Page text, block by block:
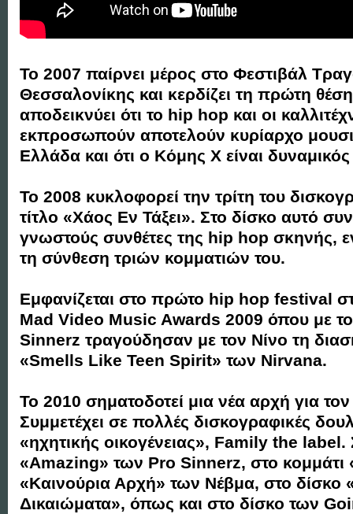
Το 2007 παίρνει μέρος στο Φεστιβάλ
Θεσσαλονίκης και κερδίζει τη πρώτη
αποδεικνύει ότι το hip hop και οι
εκπροσωπούν αποτελούν κυρίαρχο
Ελλάδα και ότι ο Κόμης Χ είναι
Το 2008 κυκλοφορεί την τρίτη του
τίτλο «Χάος Εν Τάξει». Στο δίσκο αυτό
γνωστούς συνθέτες της hip hop σκηνής,
τη σύνθεση τριών κομματιών του.
Εμφανίζεται στο πρώτο hip hop festival
Mad Video Music Awards 2009 όπου με
Sinnerz τραγούδησαν με τον Νίνο τη
«Smells Like Teen Spirit» των Nirvana.
Το 2010 σηματοδοτεί μια νέα αρχή για
Συμμετέχει σε πολλές δισκογραφικές
«ηχητικής οικογένειας», Family the label.
«Amazing» των Pro Sinnerz, στο κομμάτι
«Καινούρια Αρχή» των Νέβμα, στο δίσκο
Δικαιώματα», όπως και στο δίσκο των